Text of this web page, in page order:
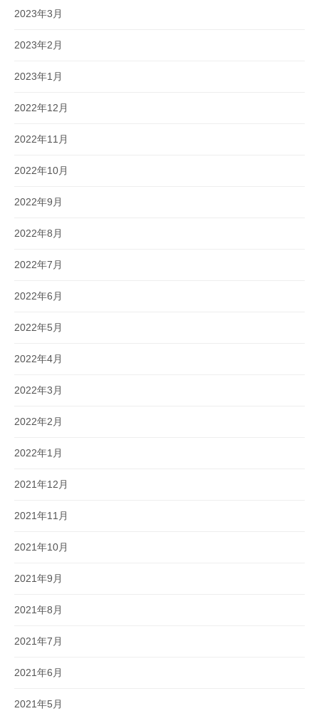
2023年3月
2023年2月
2023年1月
2022年12月
2022年11月
2022年10月
2022年9月
2022年8月
2022年7月
2022年6月
2022年5月
2022年4月
2022年3月
2022年2月
2022年1月
2021年12月
2021年11月
2021年10月
2021年9月
2021年8月
2021年7月
2021年6月
2021年5月